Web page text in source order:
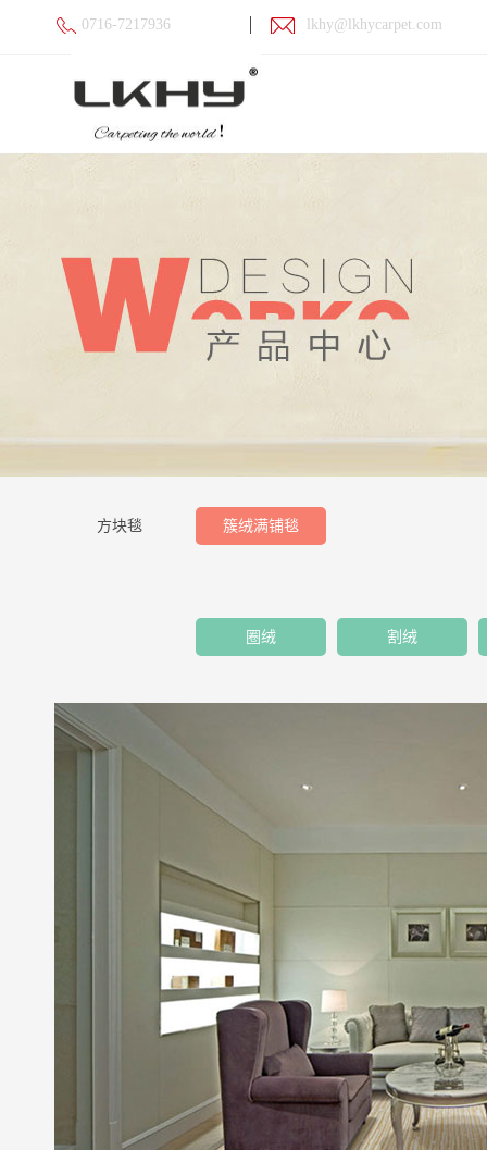
0716-7217936 lkhy@lkhycarpet.com
方块毯 簇绒满铺毯
圈绒 割绒